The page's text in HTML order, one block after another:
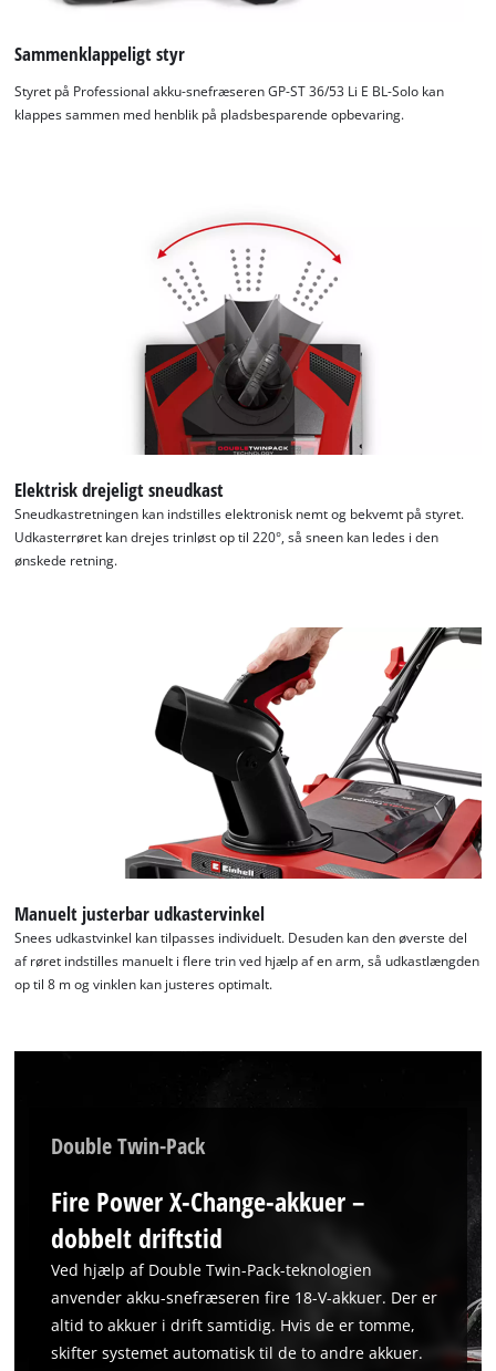
Sammenklappeligt styr
Styret på Professional akku-snefræseren GP-ST 36/53 Li E BL-Solo kan
klappes sammen med henblik på pladsbesparende opbevaring.
Elektrisk drejeligt sneudkast
Sneudkastretningen kan indstilles elektronisk nemt og bekvemt på styret.
Udkasterrøret kan drejes trinløst op til 220°, så sneen kan ledes i den
ønskede retning.
Manuelt justerbar udkastervinkel
Snees udkastvinkel kan tilpasses individuelt. Desuden kan den øverste del
af røret indstilles manuelt i flere trin ved hjælp af en arm, så udkastlængden
op til 8 m og vinklen kan justeres optimalt.
Double Twin-Pack
Fire Power X-Change-akkuer –
dobbelt driftstid
Ved hjælp af Double Twin-Pack-teknologien
anvender akku-snefræseren fire 18-V-akkuer. Der er
altid to akkuer i drift samtidig. Hvis de er tomme,
skifter systemet automatisk til de to andre akkuer.